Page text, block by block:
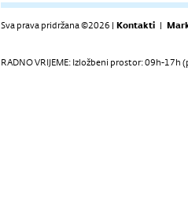
Sva prava pridržana ©2026 | Kontakti |
RADNO VRIJEME: Izložbeni prostor: 09h-